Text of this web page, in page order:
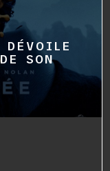
DÉVOILE
SON